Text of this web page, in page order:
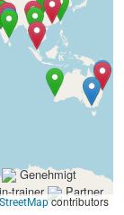
Genehmigt
trainer Partner
contributors